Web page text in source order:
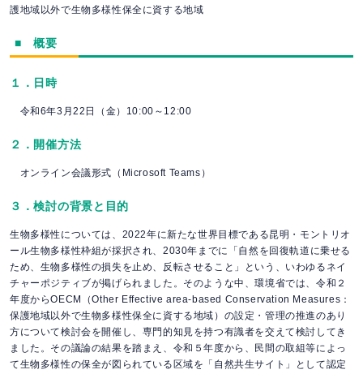
護地域以外で生物多様性保全に資する地域
■ 概要
１．日時
令和6年3月22日（金）10:00～12:00
２．開催方法
オンライン会議形式（Microsoft Teams）
３．検討の背景と目的
生物多様性については、2022年に新たな世界目標である昆明・モントリオ
ール生物多様性枠組が採択され、2030年までに「自然を回復軌道に乗せる
ため、生物多様性の損失を止め、反転させること」という、いわゆるネイ
チャーポジティブが掲げられました。そのような中、環境省では、令和２
年度からOECM（Other Effective area-based Conservation Measures：
保護地域以外で生物多様性保全に資する地域）の設定・管理の推進のあり
方について検討会を開催し、専門的知見を持つ有識者を交えて検討してき
ました。その議論の結果を踏まえ、令和５年度から、民間の取組等によっ
て生物多様性の保全が図られている区域を「自然共生サイト」として認定